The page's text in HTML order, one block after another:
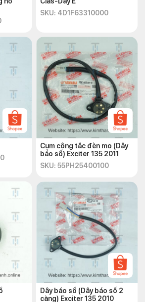
SKU: 4D1F63310000
Cụm công tắc đèn mo (Dây
báo số) Exciter 135 2011
SKU: 55PH25400100
Dây báo số (Dây báo số 2
càng) Exciter 135 2010